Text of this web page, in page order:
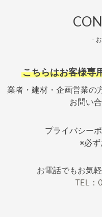
-
こちらはお客様専
業者・建材・企画営業の
お問い
プライバシー
※必
お電話でもお気
TEL：